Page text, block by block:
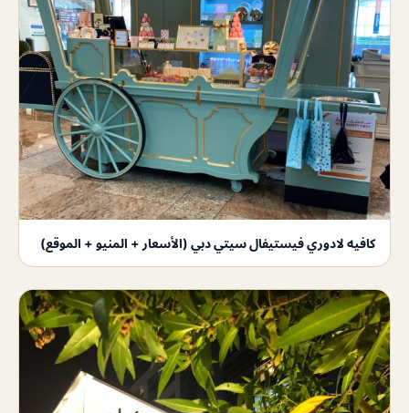
كافيه لادوري فيستيفال سيتي دبي (الأسعار + المنيو + الموقع)